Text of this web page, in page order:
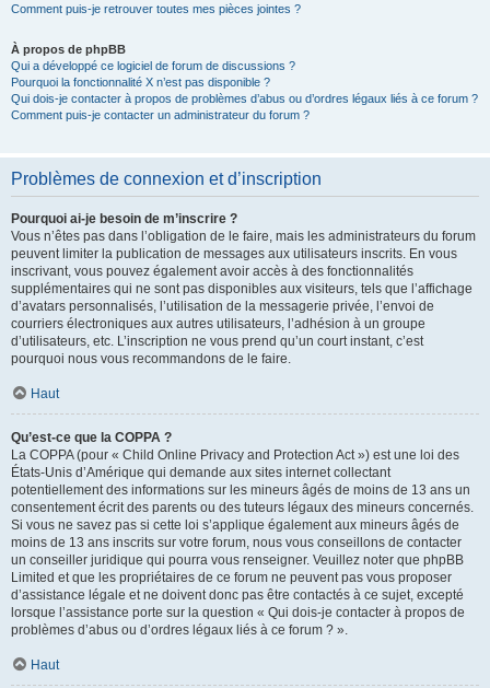
Comment puis-je retrouver toutes mes pièces jointes ?
À propos de phpBB
Qui a développé ce logiciel de forum de discussions ?
Pourquoi la fonctionnalité X n’est pas disponible ?
Qui dois-je contacter à propos de problèmes d’abus ou d’ordres légaux liés à ce forum ?
Comment puis-je contacter un administrateur du forum ?
Problèmes de connexion et d’inscription
Pourquoi ai-je besoin de m’inscrire ?
Vous n’êtes pas dans l’obligation de le faire, mais les administrateurs du forum
peuvent limiter la publication de messages aux utilisateurs inscrits. En vous
inscrivant, vous pouvez également avoir accès à des fonctionnalités
supplémentaires qui ne sont pas disponibles aux visiteurs, tels que l’affichage
d’avatars personnalisés, l’utilisation de la messagerie privée, l’envoi de
courriers électroniques aux autres utilisateurs, l’adhésion à un groupe
d’utilisateurs, etc. L’inscription ne vous prend qu’un court instant, c’est
pourquoi nous vous recommandons de le faire.
Haut
Qu’est-ce que la COPPA ?
La COPPA (pour « Child Online Privacy and Protection Act ») est une loi des
États-Unis d’Amérique qui demande aux sites internet collectant
potentiellement des informations sur les mineurs âgés de moins de 13 ans un
consentement écrit des parents ou des tuteurs légaux des mineurs concernés.
Si vous ne savez pas si cette loi s’applique également aux mineurs âgés de
moins de 13 ans inscrits sur votre forum, nous vous conseillons de contacter
un conseiller juridique qui pourra vous renseigner. Veuillez noter que phpBB
Limited et que les propriétaires de ce forum ne peuvent pas vous proposer
d’assistance légale et ne doivent donc pas être contactés à ce sujet, excepté
lorsque l’assistance porte sur la question « Qui dois-je contacter à propos de
problèmes d’abus ou d’ordres légaux liés à ce forum ? ».
Haut